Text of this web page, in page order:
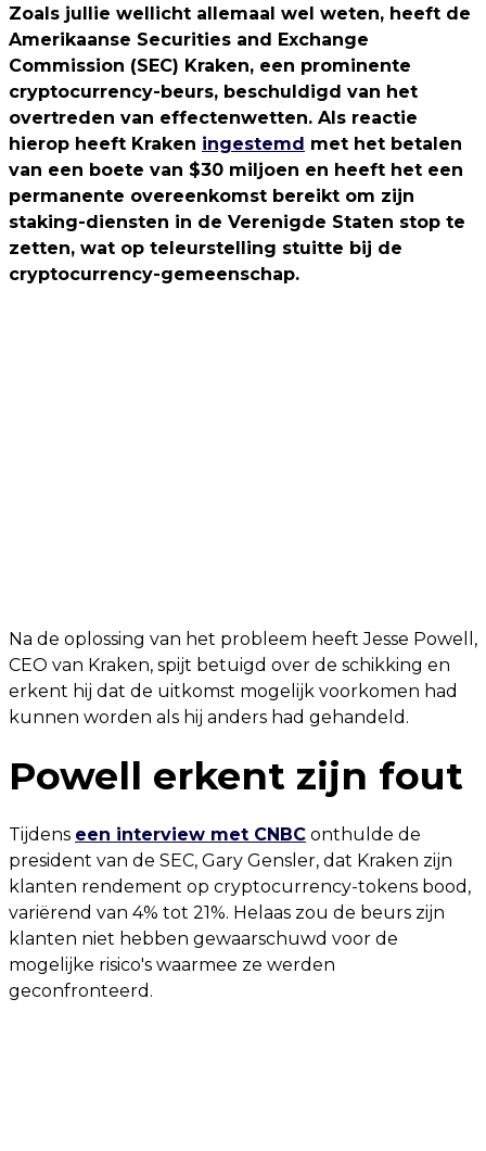
Zoals jullie wellicht allemaal wel weten, heeft de
Amerikaanse Securities and Exchange
Commission (SEC) Kraken, een prominente
cryptocurrency-beurs, beschuldigd van het
overtreden van effectenwetten. Als reactie
hierop heeft Kraken ingestemd met het betalen
van een boete van $30 miljoen en heeft het een
permanente overeenkomst bereikt om zijn
staking-diensten in de Verenigde Staten stop te
zetten, wat op teleurstelling stuitte bij de
cryptocurrency-gemeenschap.
Na de oplossing van het probleem heeft Jesse Powell,
CEO van Kraken, spijt betuigd over de schikking en
erkent hij dat de uitkomst mogelijk voorkomen had
kunnen worden als hij anders had gehandeld.
Powell erkent zijn fout
Tijdens een interview met CNBC onthulde de
president van de SEC, Gary Gensler, dat Kraken zijn
klanten rendement op cryptocurrency-tokens bood,
variërend van 4% tot 21%. Helaas zou de beurs zijn
klanten niet hebben gewaarschuwd voor de
mogelijke risico's waarmee ze werden
geconfronteerd.